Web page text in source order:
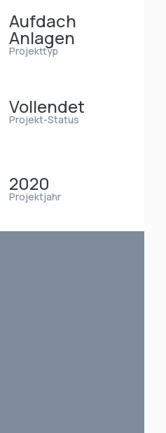
Aufdach
Anlagen
Projekttyp
Vollendet
Projekt-Status
2020
Projektjahr